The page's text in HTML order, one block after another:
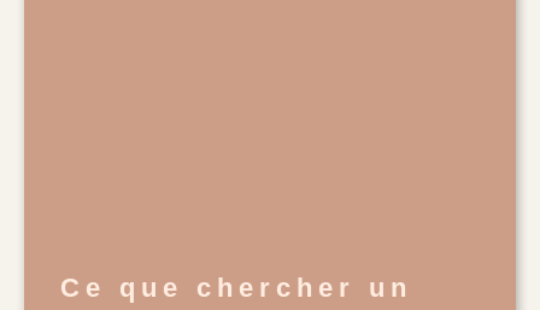
Ce que chercher un